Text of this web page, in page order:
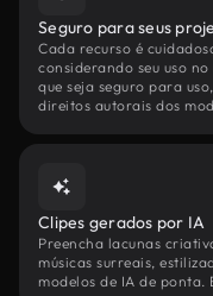
Seguro para seus
Cada recurso é
considerando seu uso
que seja seguro para
direitos autorais dos
Clipes gerados por IA
Preencha lacunas
músicas surreais,
modelos de IA de ponta.